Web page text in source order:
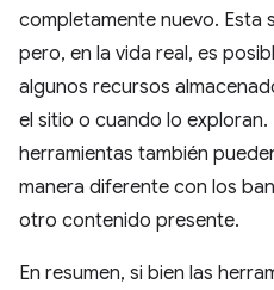
completamente nuevo. Esta
pero, en la vida real, es
algunos recursos
el sitio o cuando lo
herramientas también
manera diferente con los
otro contenido presente.
En resumen, si bien las